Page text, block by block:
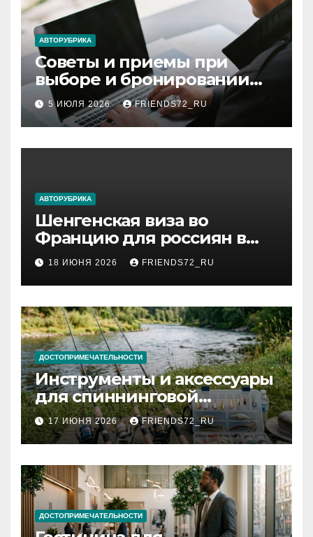
АВТОРУБРИКА
Советы и приемы при
выборе и бронировании
авиабилетов
5 ИЮЛЯ 2026 FRIENDS72_RU
АВТОРУБРИКА
Шенгенская виза во
Францию для россиян в
2026 году: сроки от 3 дней
и список необходимых
документов
18 ИЮНЯ 2026 FRIENDS72_RU
ДОСТОПРИМЕЧАТЕЛЬНОСТИ
Инструменты и аксессуары
для спиннинговой
рыбалки: назначение и
типы
17 ИЮНЯ 2026 FRIENDS72_RU
ДОСТОПРИМЕЧАТЕЛЬНОСТИ